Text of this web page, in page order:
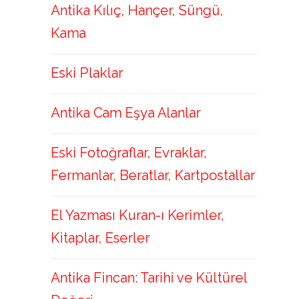
Antika Kılıç, Hançer, Süngü,
Kama
Eski Plaklar
Antika Cam Eşya Alanlar
Eski Fotoğraflar, Evraklar,
Fermanlar, Beratlar, Kartpostallar
El Yazması Kuran-ı Kerimler,
Kitaplar, Eserler
Antika Fincan: Tarihi ve Kültürel